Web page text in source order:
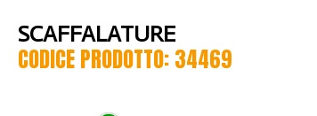
SCAFFALATURE
CODICE PRODOTTO: 34469